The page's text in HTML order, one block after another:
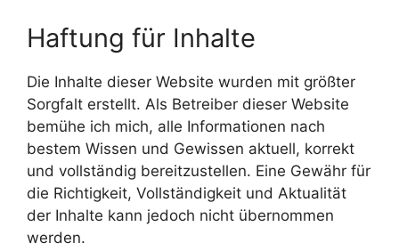
Haftung für Inhalte
Die Inhalte dieser Website wurden mit größter
Sorgfalt erstellt. Als Betreiber dieser Website
bemühe ich mich, alle Informationen nach
bestem Wissen und Gewissen aktuell, korrekt
und vollständig bereitzustellen. Eine Gewähr für
die Richtigkeit, Vollständigkeit und Aktualität
der Inhalte kann jedoch nicht übernommen
werden.